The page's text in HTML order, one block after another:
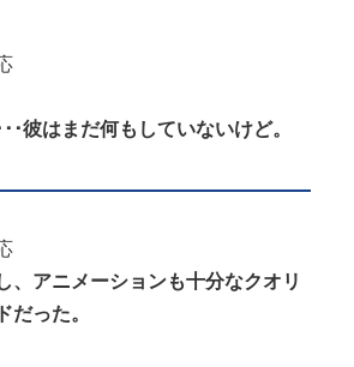
･彼はまだ何もしていないけど。
、アニメーションも十分なクオリ
だった。